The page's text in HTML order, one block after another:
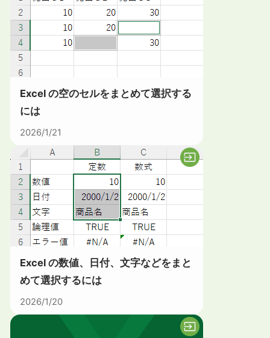
Excel の空のセルをまとめて選択する
には
2026/1/21
Excel の数値、日付、文字などをまと
めて選択するには
2026/1/20